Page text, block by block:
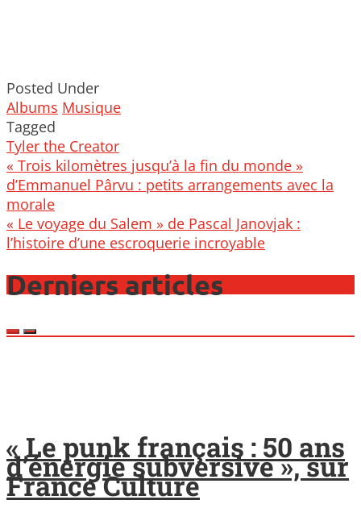
Posted Under
Albums Musique
Tagged
Tyler the Creator
Post
navigation
« Trois kilomètres jusqu’à la fin du monde »
d’Emmanuel Pârvu : petits arrangements avec la
morale
« Le voyage du Salem » de Pascal Janovjak :
l’histoire d’une escroquerie incroyable
Derniers articles
« Le punk français : 50 ans
d’énergie subversive », sur
France Culture